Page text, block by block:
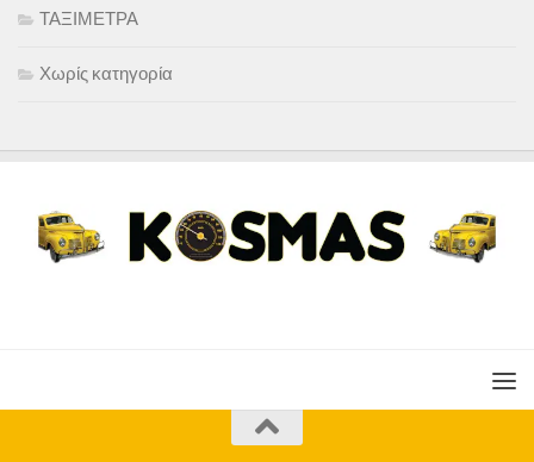
ΤΑΞΙΜΕΤΡΑ
Χωρίς κατηγορία